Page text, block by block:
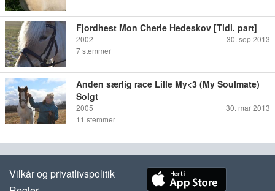
Fjordhest Mon Cherie Hedeskov [Tidl. part]
2002
30. sep 2013
7 stemmer
Anden særlig race Lille My<3 (My Soulmate)
Solgt
2005
30. mar 2013
11 stemmer
Vilkår og privatlivspolitik